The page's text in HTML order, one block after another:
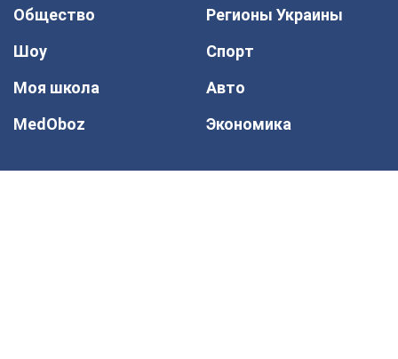
Общество
Регионы Украины
Шоу
Спорт
Моя школа
Авто
MedOboz
Экономика